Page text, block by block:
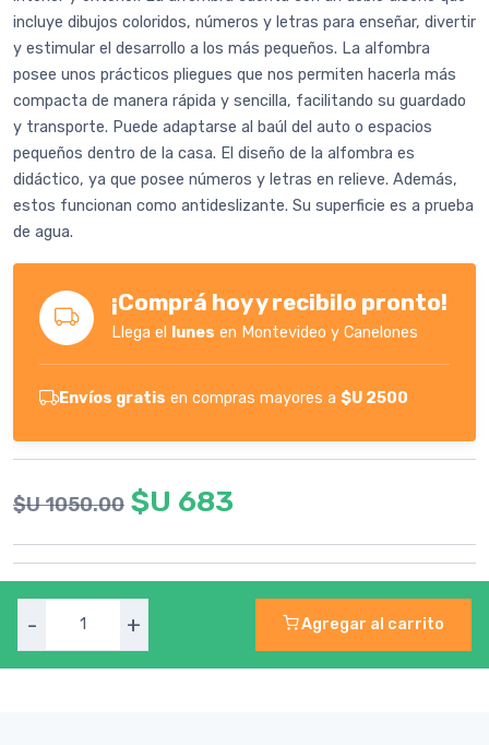
incluye dibujos coloridos, números y letras para enseñar, divertir
y estimular el desarrollo a los más pequeños. La alfombra
posee unos prácticos pliegues que nos permiten hacerla más
compacta de manera rápida y sencilla, facilitando su guardado
y transporte. Puede adaptarse al baúl del auto o espacios
pequeños dentro de la casa. El diseño de la alfombra es
didáctico, ya que posee números y letras en relieve. Además,
estos funcionan como antideslizante. Su superficie es a prueba
de agua.
¡Comprá hoy y recibilo pronto!
Llega el lunes en Montevideo y Canelones
Envíos gratis en compras mayores a $U 2500
$U 1050.00 $U 683
- + Agregar al carrito